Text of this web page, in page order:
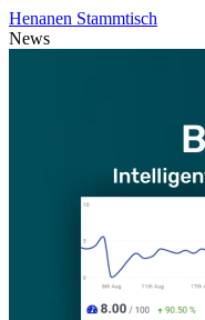
Henanen Stammtisch
News